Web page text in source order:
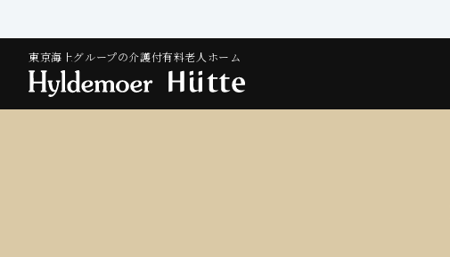
東京海上グループの介護付有料老人ホーム